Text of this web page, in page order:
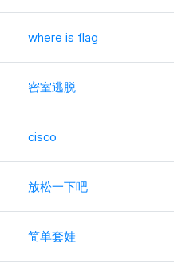
where is flag
密室逃脱
cisco
放松一下吧
简单套娃